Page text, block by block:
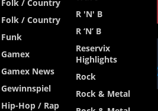
Folk / Country
Folk / Country
Funk
Gamex
Gamex News
Gewinnspiel
Hip-Hop / Rap
R 'n' B
R ‘n’ B
Reservix
Highlights
Rock
Rock & Metal